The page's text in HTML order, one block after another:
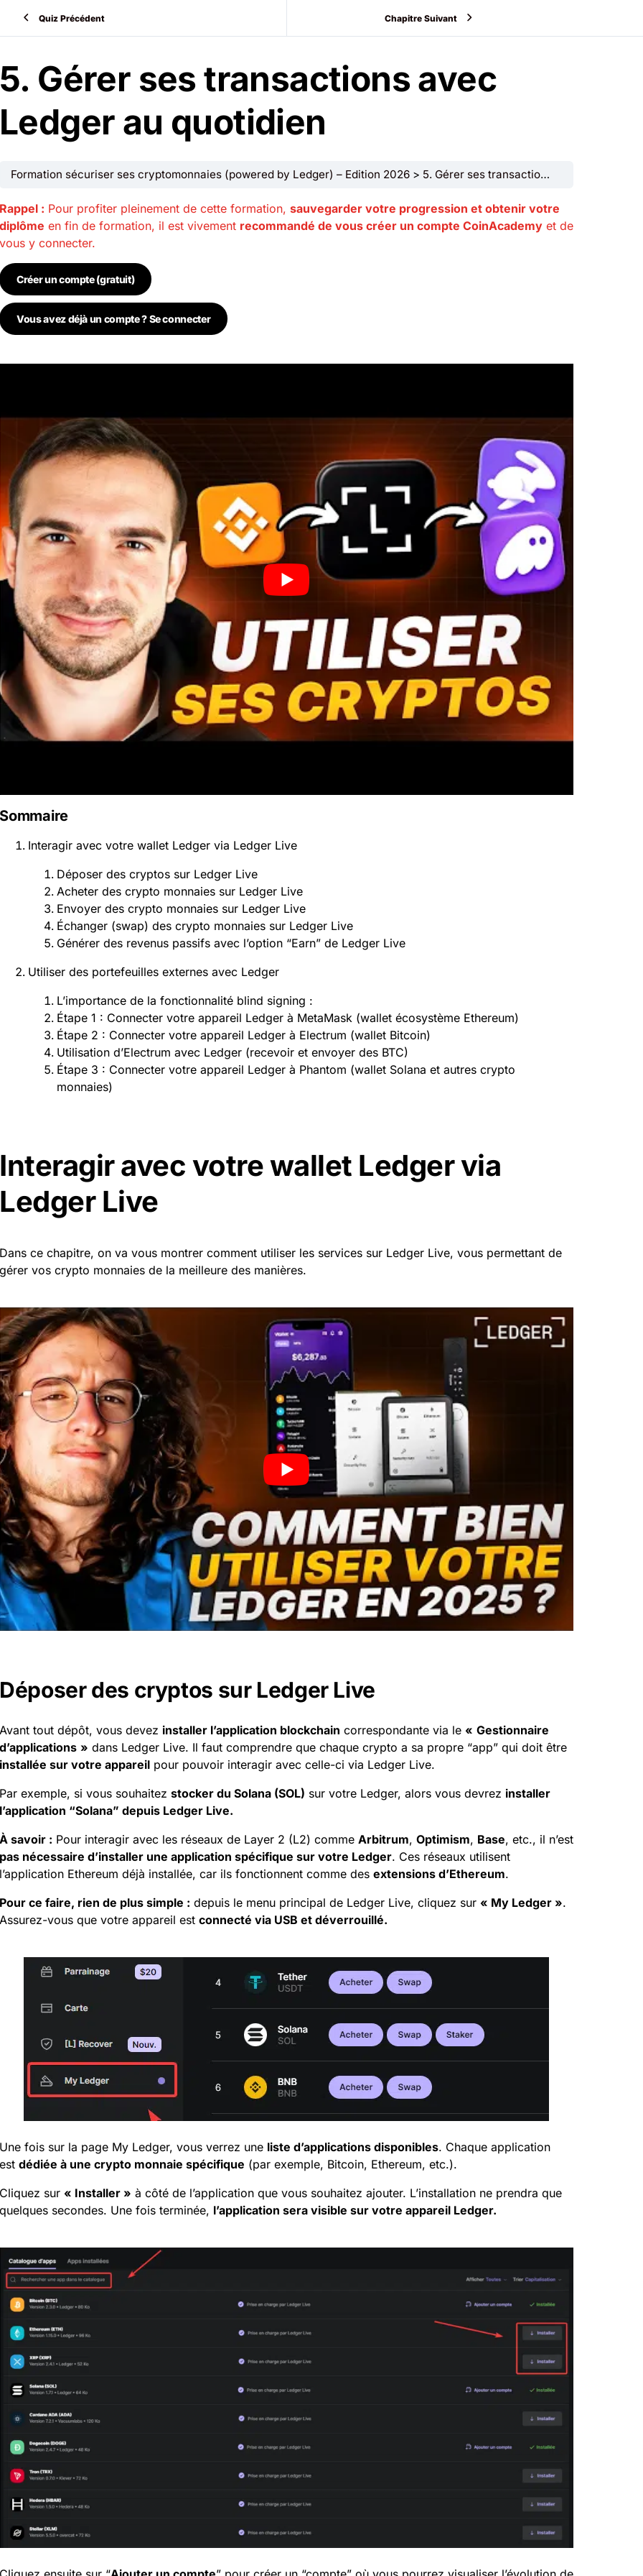
Quiz Précédent Chapitre Suivant
5. Gérer ses transactions avec
Ledger au quotidien
Formation sécuriser ses cryptomonnaies (powered by Ledger) – Edition 2026 5. Gérer ses transactions avec Ledger au quotidien
Rappel : Pour profiter pleinement de cette formation, sauvegarder votre progression et obtenir votre
diplôme en fin de formation, il est vivement recommandé de vous créer un compte CoinAcademy et de
vous y connecter.
Créer un compte (gratuit)
Vous avez déjà un compte ? Se connecter
Sommaire
Interagir avec votre wallet Ledger via Ledger Live
Déposer des cryptos sur Ledger Live
Acheter des crypto monnaies sur Ledger Live
Envoyer des crypto monnaies sur Ledger Live
Échanger (swap) des crypto monnaies sur Ledger Live
Générer des revenus passifs avec l’option “Earn” de Ledger Live
Utiliser des portefeuilles externes avec Ledger
L’importance de la fonctionnalité blind signing :
Étape 1 : Connecter votre appareil Ledger à MetaMask (wallet écosystème Ethereum)
Étape 2 : Connecter votre appareil Ledger à Electrum (wallet Bitcoin)
Utilisation d’Electrum avec Ledger (recevoir et envoyer des BTC)
Étape 3 : Connecter votre appareil Ledger à Phantom (wallet Solana et autres crypto
monnaies)
Interagir avec votre wallet Ledger via
Ledger Live
Dans ce chapitre, on va vous montrer comment utiliser les services sur Ledger Live, vous permettant de
gérer vos crypto monnaies de la meilleure des manières.
Déposer des cryptos sur Ledger Live
Avant tout dépôt, vous devez installer l’application blockchain correspondante via le « Gestionnaire
d’applications » dans Ledger Live. Il faut comprendre que chaque crypto a sa propre “app” qui doit être
installée sur votre appareil pour pouvoir interagir avec celle-ci via Ledger Live.
Par exemple, si vous souhaitez stocker du Solana (SOL) sur votre Ledger, alors vous devrez installer
l’application “Solana” depuis Ledger Live.
À savoir : Pour interagir avec les réseaux de Layer 2 (L2) comme Arbitrum, Optimism, Base, etc., il n’est
pas nécessaire d’installer une application spécifique sur votre Ledger. Ces réseaux utilisent
l’application Ethereum déjà installée, car ils fonctionnent comme des extensions d’Ethereum.
Pour ce faire, rien de plus simple : depuis le menu principal de Ledger Live, cliquez sur « My Ledger ».
Assurez-vous que votre appareil est connecté via USB et déverrouillé.
Une fois sur la page My Ledger, vous verrez une liste d’applications disponibles. Chaque application
est dédiée à une crypto monnaie spécifique (par exemple, Bitcoin, Ethereum, etc.).
Cliquez sur « Installer » à côté de l’application que vous souhaitez ajouter. L’installation ne prendra que
quelques secondes. Une fois terminée, l’application sera visible sur votre appareil Ledger.